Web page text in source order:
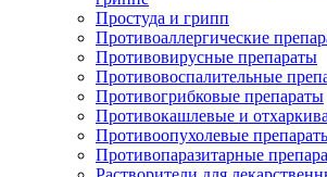
Простуда и грипп
Противоаллергические
Противовирусные препараты
Противовоспалительные
Противогрибковые препараты
Противокашлевые и
Противоопухолевые
Противопаразитарные